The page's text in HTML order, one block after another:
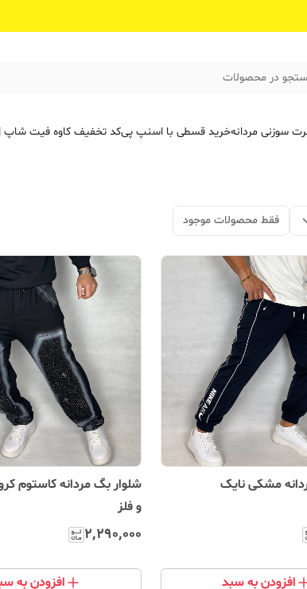
در محصولات
سوزنی مردانهخرید قسطی با اسنپ پیکد تخفیف کاوه فیت‌ شاپ
فقط محصولات موجود
مشکی نایک
افزودن به سبد
شلوار بگ‌ مردانه کاستوم
و فلز
۲٬۲۹۰٬۰۰۰
افزودن به